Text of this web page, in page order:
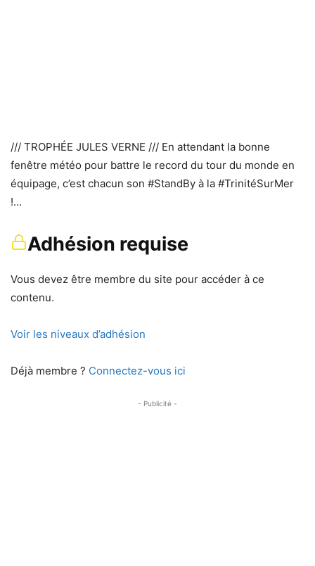
/// TROPHÉE JULES VERNE /// En attendant la bonne
fenêtre météo pour battre le record du tour du monde en
équipage, c’est chacun son #StandBy à la #TrinitéSurMer
!…
Adhésion requise
Vous devez être membre du site pour accéder à ce
contenu.
Voir les niveaux d’adhésion
Déjà membre ? Connectez-vous ici
- Publicité -